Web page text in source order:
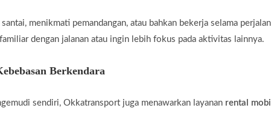
menikmati pemandangan, atau bahkan bekerja selama
dengan jalanan atau ingin lebih fokus pada aktivitas lainnya.
Berkendara
sendiri, Okkatransport juga menawarkan layanan rental